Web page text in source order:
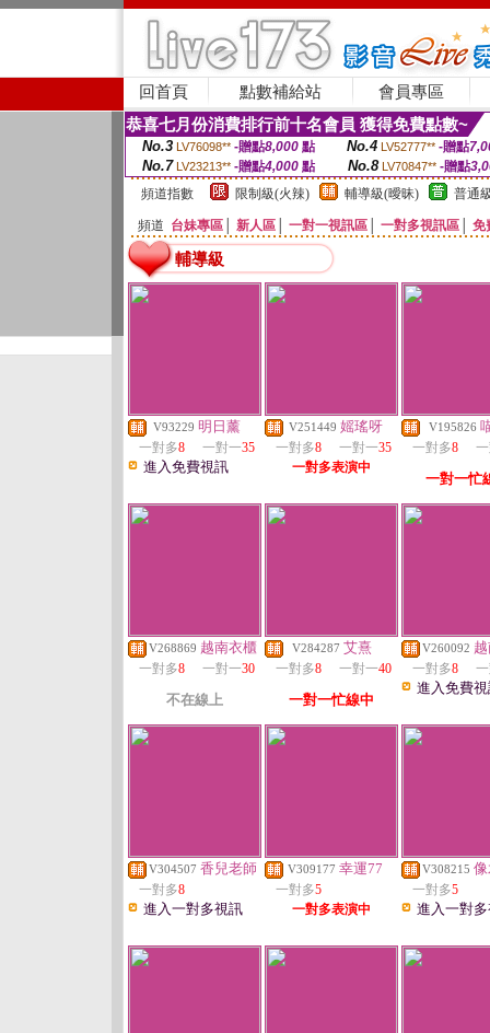
回首頁 點數補給站 會員專區
恭喜七月份消費排行前十名會員 獲得免費點數~
No.3 LV76098** -贈點8,000點 No.4 LV52777** -贈點
No.7 LV23213** -贈點4,000 點 No.8 LV70847** -贈點
頻道指數
限制級(火辣) 輔導級(曖昧) 普通
頻道 台妹專區 新人區 一對一視訊區 一對多視訊區 免
輔導級
V93229 明日薰
一對多8 一對一35
進入免費視訊
V251449 媱瑤呀
一對多8 一對一35
一對多表演中
V195826
一對多8
一對一忙
V268869 越南衣櫃
一對多8 一對一30
不在線上
V284287 艾熹
一對多8 一對一40
一對一忙線中
V260092
一對多8
進入免費
V304507 香兒老師
一對多8
進入一對多視訊
V309177 幸運77
一對多5
一對多表演中
V308215
一對多5
進入一對